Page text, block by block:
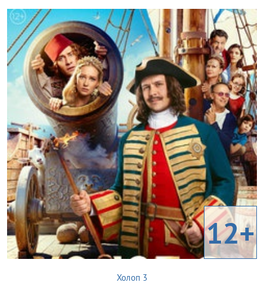
12+
Холоп 3